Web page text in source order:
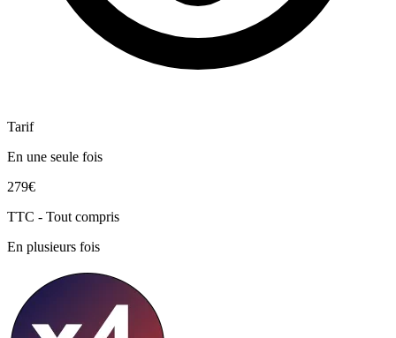
Tarif
En une seule fois
279€
TTC - Tout compris
En plusieurs fois